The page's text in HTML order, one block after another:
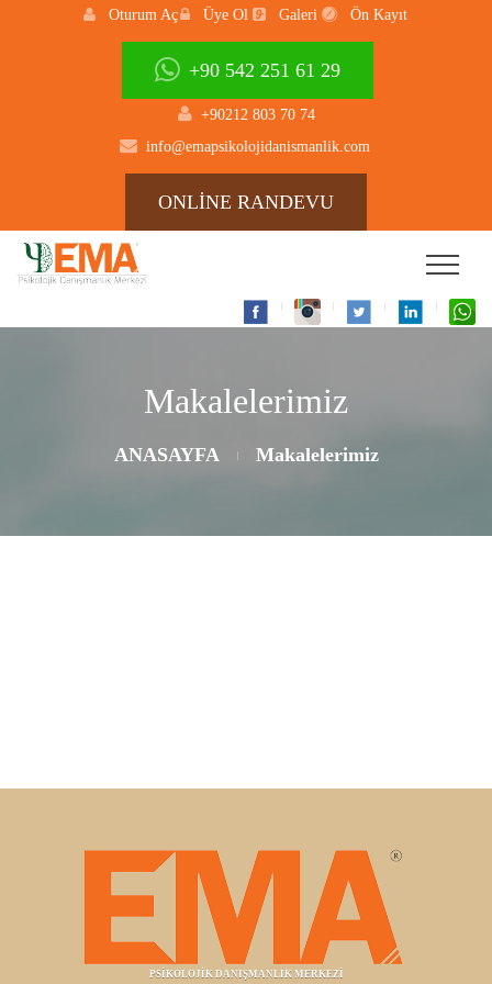
Oturum Aç Üye Ol Galeri Ön Kayıt
+90 542 251 61 29
+90212 803 70 74
info@emapsikolojidanismanlik.com
ONLİNE RANDEVU
Makalelerimiz
ANASAYFA Makalelerimiz
PSİKOLOJİK DANIŞMANLIK MERKEZİ